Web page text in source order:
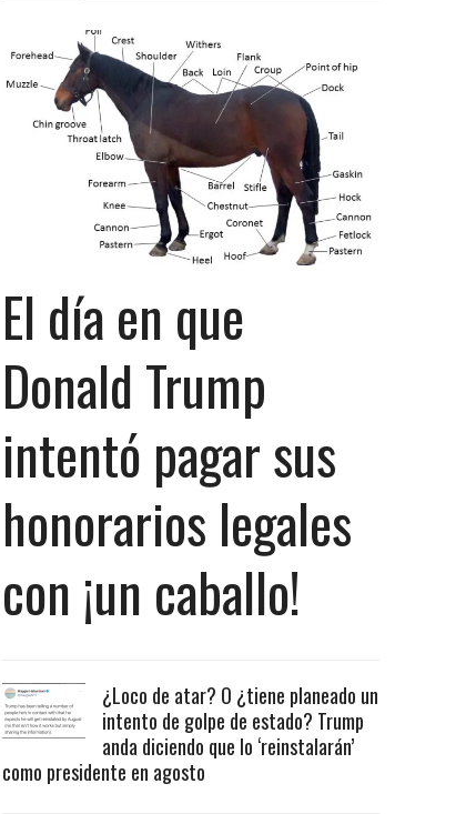
El día en que
Donald Trump
intentó pagar sus
honorarios legales
con ¡un caballo!
¿Loco de atar? O ¿tiene planeado un
intento de golpe de estado? Trump
anda diciendo que lo ‘reinstalarán’
como presidente en agosto